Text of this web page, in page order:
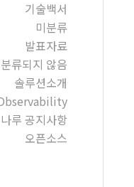
기술백서
미분류
발표자료
분류되지 않음
솔루션소개
루 공지사항
오픈소스